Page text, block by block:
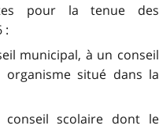
pour la tenue des
:
municipal, à un conseil
situé dans la
scolaire dont le